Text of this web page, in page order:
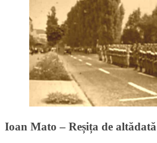
Ioan Mato – Reșița de altădată